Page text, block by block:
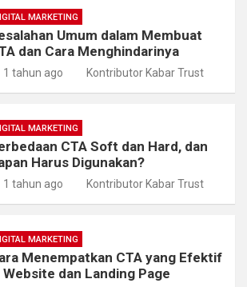
MARKETING
Umum dalam Membuat
dan Cara Menghindarinya
1 tahun ago Kontributor Kabar Trust
MARKETING
CTA Soft dan Hard, dan
Harus Digunakan?
1 tahun ago Kontributor Kabar Trust
MARKETING
Menempatkan CTA yang Efektif
Website dan Landing Page